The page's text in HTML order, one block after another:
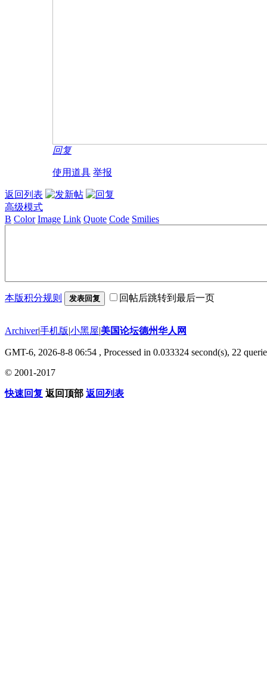
回复
使用道具 举报
返回列表
高级模式
B Color Image Link Quote Code Smilies
本版积分规则 发表回复 回帖后跳转到最后一页
Archiver|手机版|小黑屋|美国论坛德州华人网
GMT-6, 2026-8-8 06:54 , Processed in 0.033324 second(s), 22
© 2001-2017
快速回复 返回顶部 返回列表